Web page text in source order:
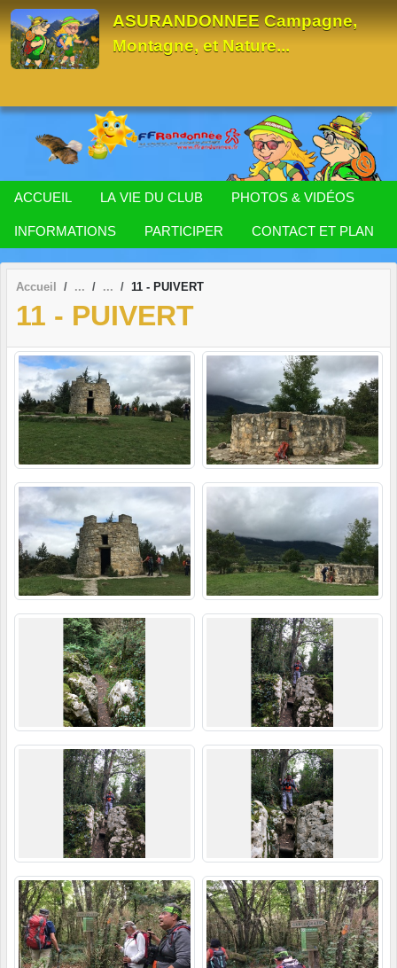
ASURANDONNEE Campagne,
Montagne, et Nature...
ACCUEIL LA VIE DU CLUB PHOTOS & VIDÉOS
INFORMATIONS PARTICIPER CONTACT ET PLAN
Accueil 11 - PUIVERT
11 - PUIVERT
Panneau de gestion des cookies